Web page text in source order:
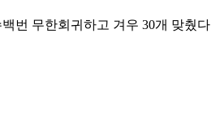
번 무한회귀하고 겨우 30개 맞췄다